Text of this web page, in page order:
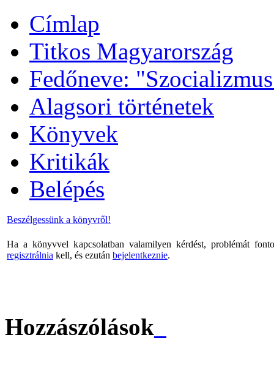
Címlap
Titkos Magyarország
Fedőneve:
Alagsori történetek
Könyvek
Kritikák
Belépés
Beszélgessünk a könyvről!
Ha a könyvvel kapcsolatban valamilyen kérdést, problémát
regisztrálnia kell, és ezután bejelentkeznie.
Hozzászólások